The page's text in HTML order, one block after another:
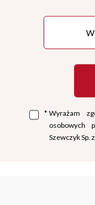
* Wyrażam
osobowych
Szewczyk Sp.